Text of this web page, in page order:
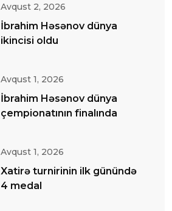
Avqust 2, 2026
İbrahim Həsənov dünya
ikincisi oldu
Avqust 1, 2026
İbrahim Həsənov dünya
çempionatının finalında
Avqust 1, 2026
Xatirə turnirinin ilk günündə
4 medal